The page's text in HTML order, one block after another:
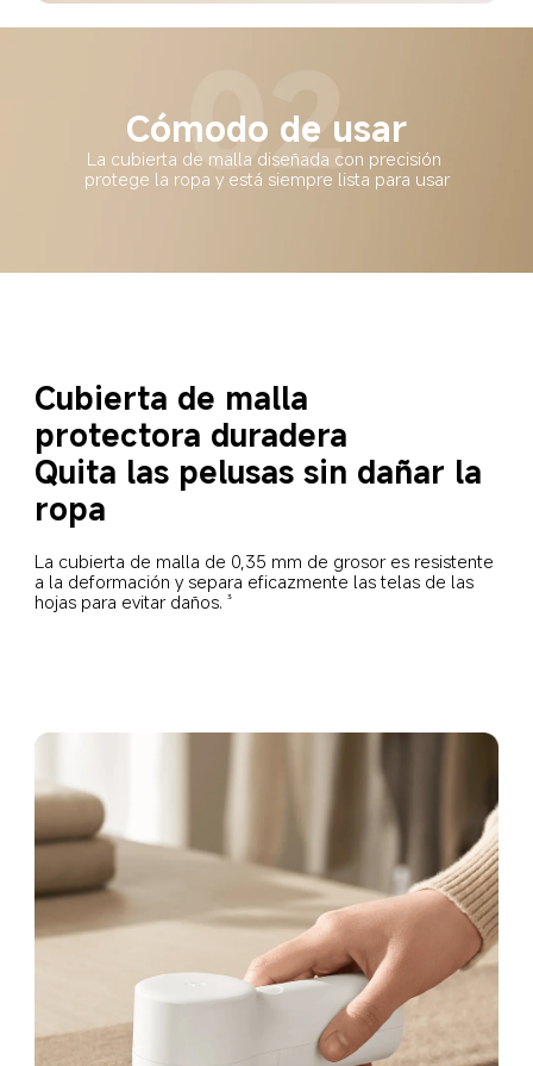
Cómodo de usar
La cubierta de malla diseñada con precisión
protege la ropa y está siempre lista para usar
Cubierta de malla
protectora duradera
Quita las pelusas sin dañar la
ropa
La cubierta de malla de 0,35 mm de grosor es resistente
a la deformación y separa eficazmente las telas de las
hojas para evitar daños.
3